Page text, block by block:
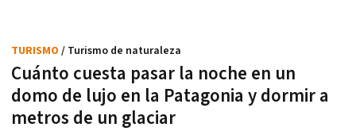
Cuánto cuesta pasar la noche en un
domo de lujo en la Patagonia y dormir a
metros de un glaciar
TURISMO / Turismo de naturaleza